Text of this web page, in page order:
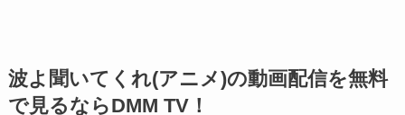
波よ聞いてくれ(アニメ)の動画配信を無料
で見るならDMM TV！